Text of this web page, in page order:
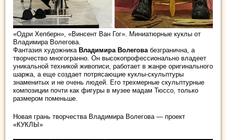
«Одри Хепберн», «Винсент Ван Гог». Миниатюрные куклы от
Владимира Волегова.
Фантазия художника Владимира Волеговабезгранична, а
творчество многогранно. Он высокопрофессионально владеет
уникальной техникой живописи, работает в жанре оригинального
шаржа, а еще создает потрясающие куклы-скульптуры
знаменитых и не очень людей. Его трехмерные скульптурные
композиции почти как фигуры в музее мадам Тюссо, только
размером поменьше.
Новая грань творчества Владимира Волегова — проект
«КУКЛЫ»